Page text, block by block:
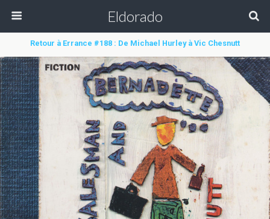
Eldorado
Retour à Errance #188 : De Michael Hurley à Vic Chesnutt